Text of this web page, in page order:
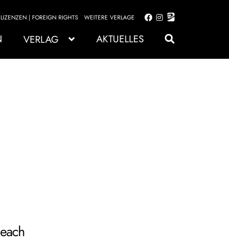
LIZENZEN | FOREIGN RIGHTS WEITERE VERLAGE
Zur
springen
Zum
springen
VERLAG AKTUELLES